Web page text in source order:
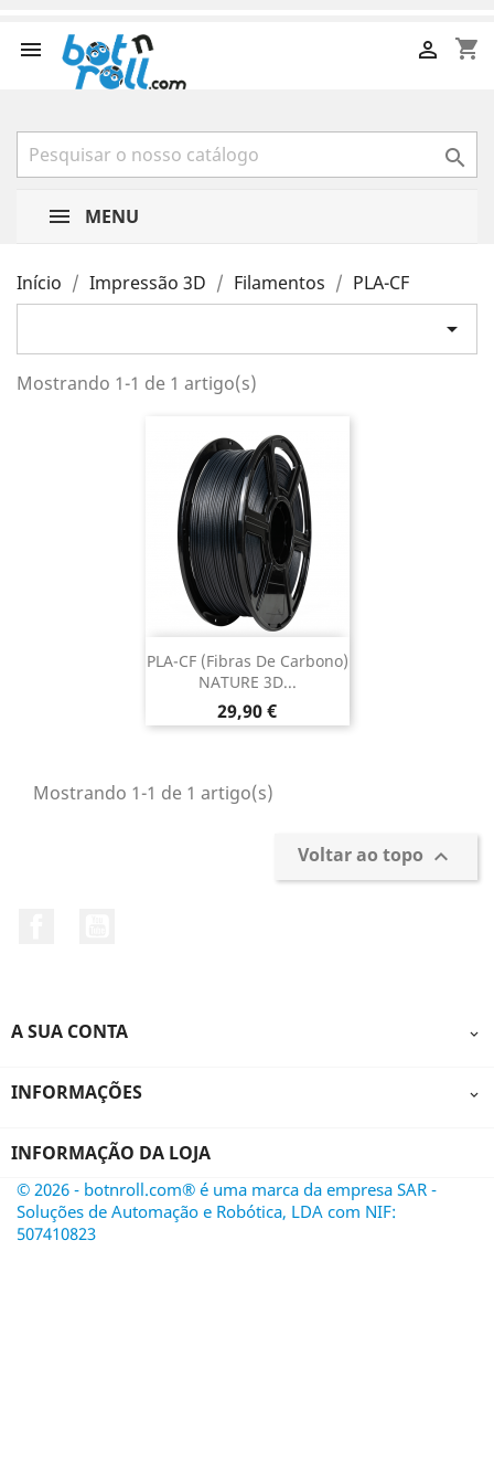
 shopping_cart


MENU
Início Impressão 3D Filamentos PLA-CF

Mostrando 1-1 de 1 artigo(s)
PLA-CF (Fibras De Carbono)
NATURE 3D...
Preço
29,90 €
Mostrando 1-1 de 1 artigo(s)
Voltar ao topo 
A SUA CONTA 
INFORMAÇÕES 
INFORMAÇÃO DA LOJA
© 2026 - botnroll.com® é uma marca da empresa SAR -
Soluções de Automação e Robótica, LDA com NIF:
507410823